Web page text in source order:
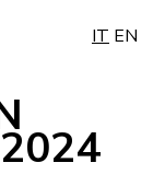
IT EN